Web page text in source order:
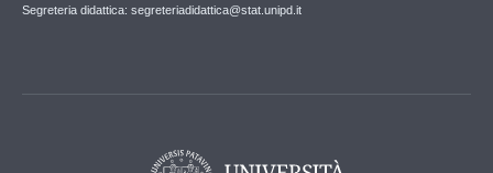
Segreteria didattica: segreteriadidattica@stat.unipd.it